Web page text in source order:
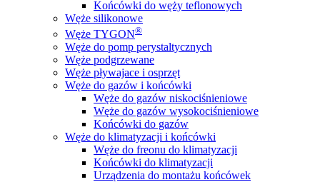
Końcówki do węży teflonowych
Węże silikonowe
Węże TYGON®
Węże do pomp perystaltycznych
Węże podgrzewane
Węże pływajace i osprzęt
Węże do gazów i końcówki
Węże do gazów niskociśnieniowe
Węże do gazów wysokociśnieniowe
Końcówki do gazów
Węże do klimatyzacji i końcówki
Węże do freonu do klimatyzacji
Końcówki do klimatyzacji
Urządzenia do montażu końcówek